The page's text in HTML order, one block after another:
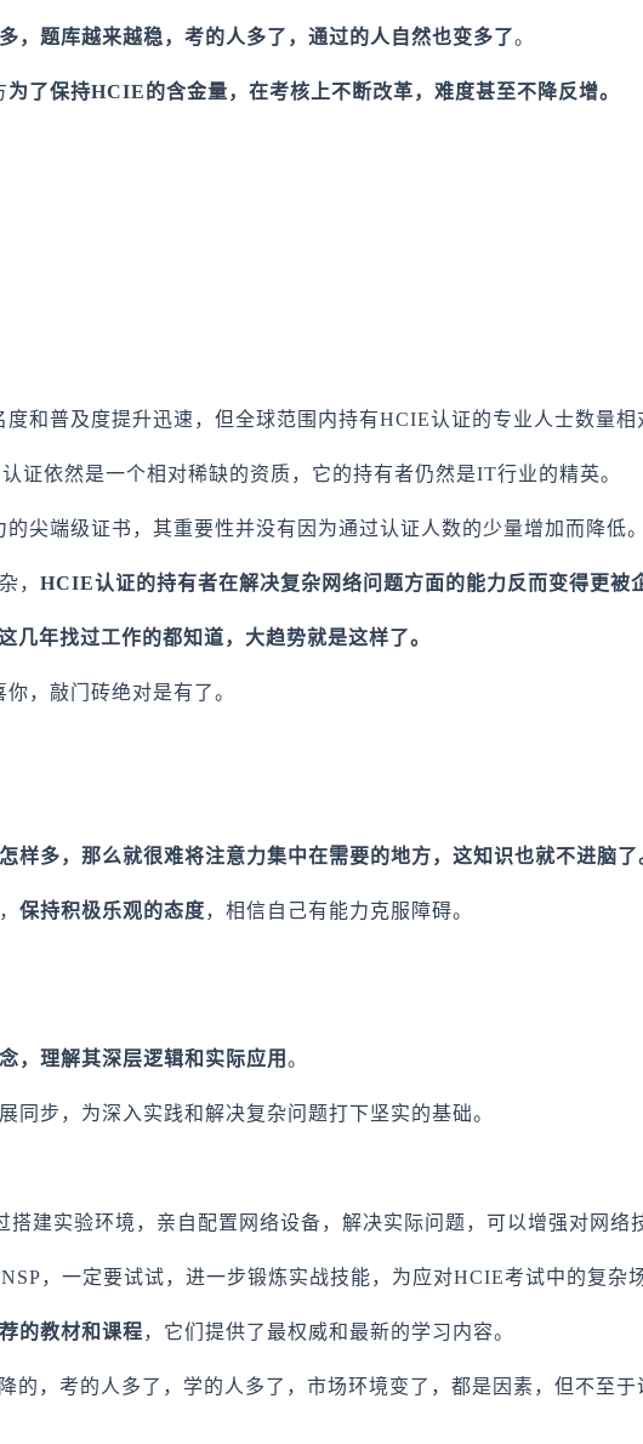
，题库越来越稳，考的人多了，通过的人自然也变多了。
为了保持HCIE的含金量，在考核上不断改革，难度甚至不降反增。
和普及度提升迅速，但全球范围内持有HCIE认证的专业人士数量
证依然是一个相对稀缺的资质，它的持有者仍然是IT行业的精英。
尖端级证书，其重要性并没有因为通过认证人数的少量增加而降低
， HCIE认证的持有者在解决复杂网络问题方面的能力反而变得更被
年找过工作的都知道，大趋势就是这样了。
，敲门砖绝对是有了。
样多，那么就很难将注意力集中在需要的地方，这知识也就不进脑了
保持积极乐观的态度，相信自己有能力克服障碍。
，理解其深层逻辑和实际应用 。
同步，为深入实践和解决复杂问题打下坚实的基础。
搭建实验环境，亲自配置网络设备，解决实际问题，可以增强对网络
，一定要试试，进一步锻炼实战技能，为应对HCIE考试中的复杂
的教材和课程，它们提供了最权威和最新的学习内容。
的，考的人多了，学的人多了，市场环境变了，都是因素，但不至于